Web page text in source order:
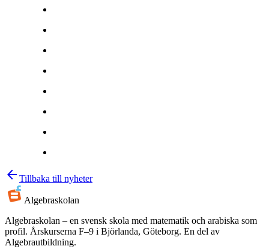
arrow_back Tillbaka till nyheter
Algebraskolan
Algebraskolan – en svensk skola med matematik och arabiska som
profil. Årskurserna F–9 i Björlanda, Göteborg. En del av
Algebrautbildning.